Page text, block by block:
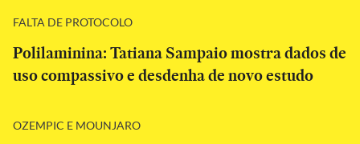
FALTA DE PROTOCOLO
Polilaminina: Tatiana Sampaio mostra dados de
uso compassivo e desdenha de novo estudo
OZEMPIC E MOUNJARO